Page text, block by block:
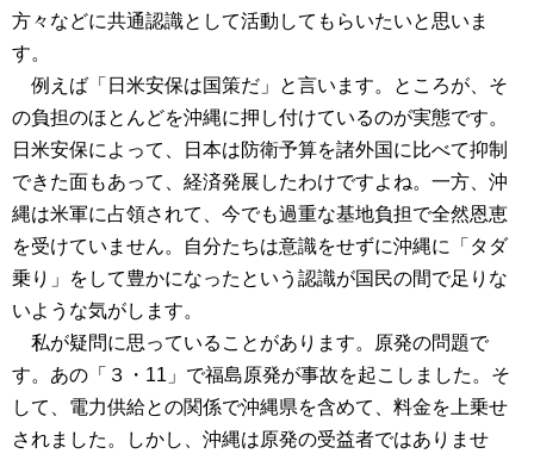
方々などに共通認識として活動してもらいたいと思いま
す。
例えば「日米安保は国策だ」と言います。ところが、そ
の負担のほとんどを沖縄に押し付けているのが実態です。
日米安保によって、日本は防衛予算を諸外国に比べて抑制
できた面もあって、経済発展したわけですよね。一方、沖
縄は米軍に占領されて、今でも過重な基地負担で全然恩恵
を受けていません。自分たちは意識をせずに沖縄に「タダ
乗り」をして豊かになったという認識が国民の間で足りな
いような気がします。
私が疑問に思っていることがあります。原発の問題で
す。あの「３・11」で福島原発が事故を起こしました。そ
して、電力供給との関係で沖縄県を含めて、料金を上乗せ
されました。しかし、沖縄は原発の受益者ではありませ